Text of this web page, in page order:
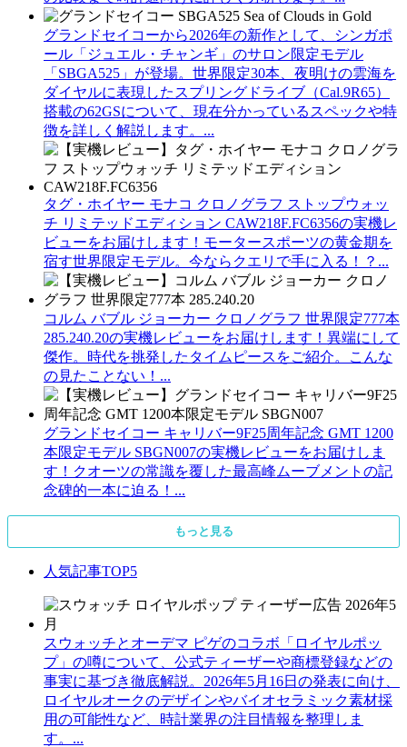
グランドセイコーから2026年の新作として、シンガポ
ール「ジュエル・チャンギ」のサロン限定モデル
「SBGA525」が登場。世界限定30本、夜明けの雲海を
ダイヤルに表現したスプリングドライブ（Cal.9R65）
搭載の62GSについて、現在分かっているスペックや特
徴を詳しく解説します。...
タグ・ホイヤー モナコ クロノグラフ ストップウォッ
チ リミテッドエディション CAW218F.FC6356の実機レ
ビューをお届けします！モータースポーツの黄金期を
宿す世界限定モデル。今ならクエリで手に入る！？...
コルム バブル ジョーカー クロノグラフ 世界限定777本
285.240.20の実機レビューをお届けします！異端にして
傑作。時代を挑発したタイムピースをご紹介。こんな
の見たことない！...
グランドセイコー キャリバー9F25周年記念 GMT 1200
本限定モデル SBGN007の実機レビューをお届けしま
す！クオーツの常識を覆した最高峰ムーブメントの記
念碑的一本に迫る！...
もっと見る
人気記事TOP5
スウォッチとオーデマ ピゲのコラボ「ロイヤルポッ
プ」の噂について、公式ティーザーや商標登録などの
事実に基づき徹底解説。2026年5月16日の発表に向け、
ロイヤルオークのデザインやバイオセラミック素材採
用の可能性など、時計業界の注目情報を整理しま
す。...